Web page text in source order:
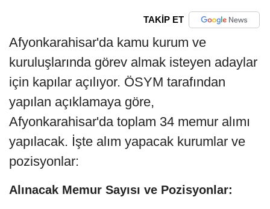
TAKİP ET
Afyonkarahisar'da kamu kurum ve
kuruluşlarında görev almak isteyen adaylar
için kapılar açılıyor. ÖSYM tarafından
yapılan açıklamaya göre,
Afyonkarahisar'da toplam 34 memur alımı
yapılacak. İşte alım yapacak kurumlar ve
pozisyonlar:
Alınacak Memur Sayısı ve Pozisyonlar: